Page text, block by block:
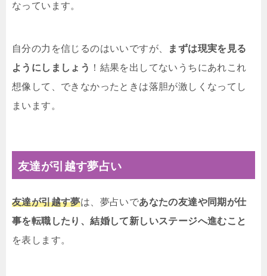
なっています。
自分の力を信じるのはいいですが、
まずは現実を見る
ようにしましょう ！結果を出してないうちにあれこれ
想像して、できなかったときは落胆が激しくなってし
まいます。
友達が引越す夢占い
友達が引越す夢は、夢占いであなたの友達や同期が仕
事を転職したり、結婚して新しいステージへ進むこと
を表します。